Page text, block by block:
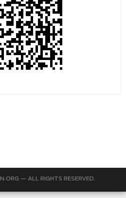
— ALL RIGHTS RESERVED.